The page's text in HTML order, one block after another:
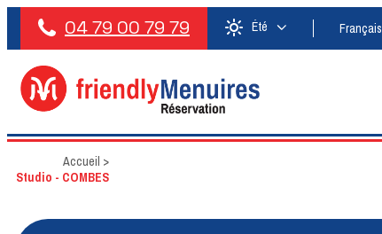
04 79 00 79 79 Été Français
Accueil >
Studio - COMBES